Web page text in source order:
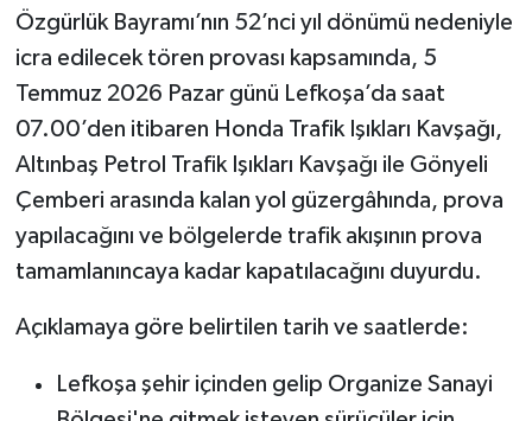
Özgürlük Bayramı’nın 52’nci yıl dönümü nedeniyle
icra edilecek tören provası kapsamında, 5
Temmuz 2026 Pazar günü Lefkoşa’da saat
07.00’den itibaren Honda Trafik Işıkları Kavşağı,
Altınbaş Petrol Trafik Işıkları Kavşağı ile Gönyeli
Çemberi arasında kalan yol güzergâhında, prova
yapılacağını ve bölgelerde trafik akışının prova
tamamlanıncaya kadar kapatılacağını duyurdu.
Açıklamaya göre belirtilen tarih ve saatlerde:
Lefkoşa şehir içinden gelip Organize Sanayi